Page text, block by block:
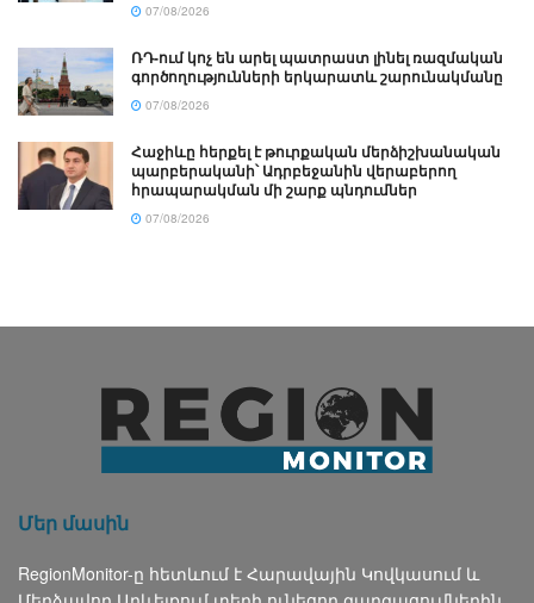
07/08/2026
ՌԴ-ում կոչ են արել պատրաստ լինել ռազմական
գործողությունների երկարատև շարունակմանը
07/08/2026
Հաջիևը հերքել է թուրքական մերձիշխանական
պարբերականի՝ Ադրբեջանին վերաբերող
հրապարակման մի շարք պնդումներ
07/08/2026
Մեր մասին
RegionMonitor-ը հետևում է Հարավային Կովկասում և